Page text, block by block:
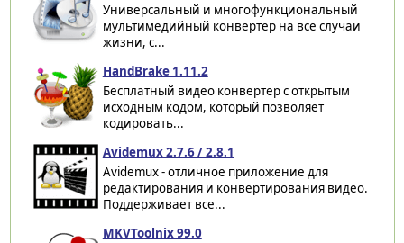
Универсальный и многофункциональный
мультимедийный конвертер на все случаи
жизни, с...
HandBrake 1.11.2
Бесплатный видео конвертер с открытым
исходным кодом, который позволяет
кодировать...
Avidemux 2.7.6 / 2.8.1
Avidemux - отличное приложение для
редактирования и конвертирования видео.
Поддерживает все...
MKVToolnix 99.0